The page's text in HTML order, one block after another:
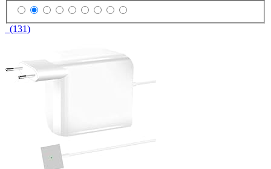
(131)